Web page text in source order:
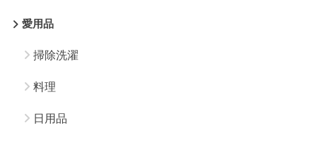
愛用品
掃除洗濯
料理
日用品